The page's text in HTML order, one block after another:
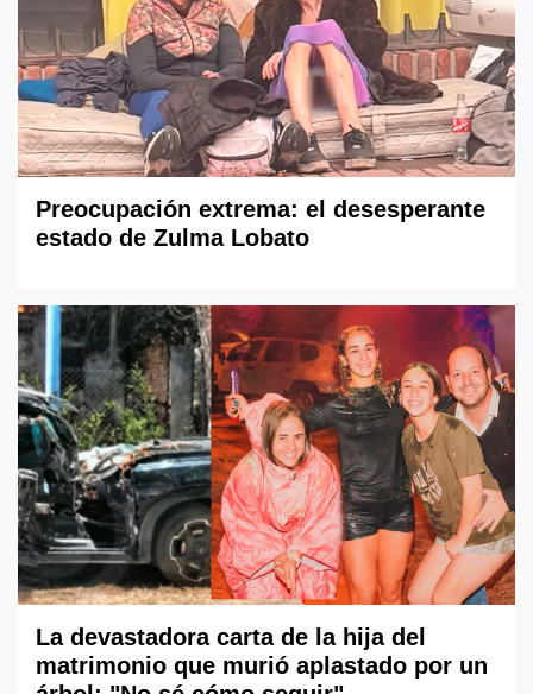
Preocupación extrema: el desesperante
estado de Zulma Lobato
La devastadora carta de la hija del
matrimonio que murió aplastado por un